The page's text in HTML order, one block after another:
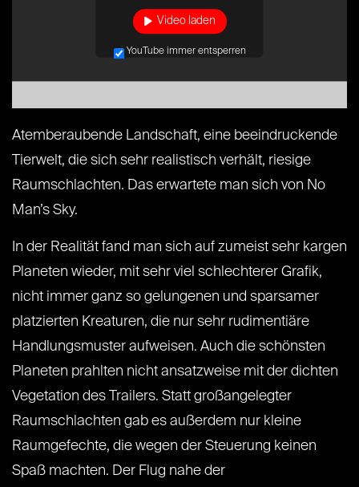
Video laden
YouTube immer entsperren
Atemberaubende Landschaft, eine beeindruckende
Tierwelt, die sich sehr realistisch verhält, riesige
Raumschlachten. Das erwartete man sich von No
Man’s Sky.
In der Realität fand man sich auf zumeist sehr kargen
Planeten wieder, mit sehr viel schlechterer Grafik,
nicht immer ganz so gelungenen und sparsamer
platzierten Kreaturen, die nur sehr rudimentiäre
Handlungsmuster aufweisen. Auch die schönsten
Planeten prahlten nicht ansatzweise mit der dichten
Vegetation des Trailers. Statt großangelegter
Raumschlachten gab es außerdem nur kleine
Raumgefechte, die wegen der Steuerung keinen
Spaß machten. Der Flug nahe der